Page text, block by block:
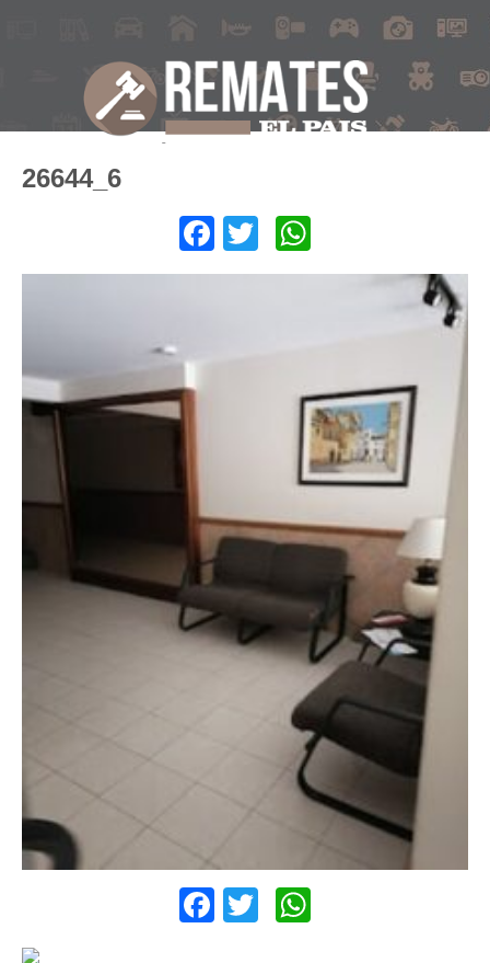
26644_6
Facebook
Twitter
Facebook
Twitter